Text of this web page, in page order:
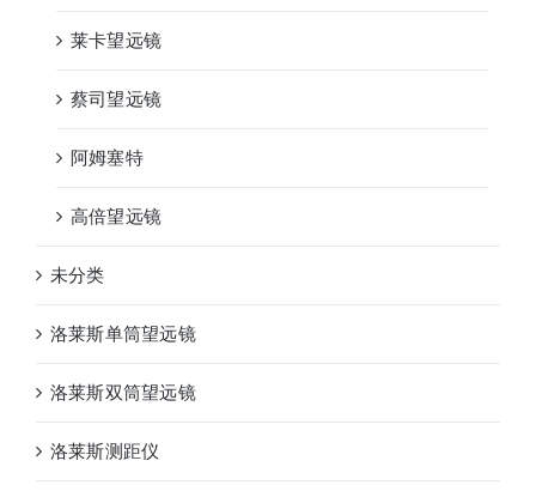
莱卡望远镜
蔡司望远镜
阿姆塞特
高倍望远镜
未分类
洛莱斯单筒望远镜
洛莱斯双筒望远镜
洛莱斯测距仪